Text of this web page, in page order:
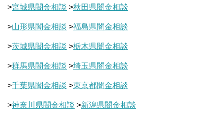
>宮城県闇金相談 >秋田県闇金相談
>山形県闇金相談 >福島県闇金相談
>茨城県闇金相談 >栃木県闇金相談
>群馬県闇金相談 >埼玉県闇金相談
>千葉県闇金相談 >東京都闇金相談
>神奈川県闇金相談 >新潟県闇金相談